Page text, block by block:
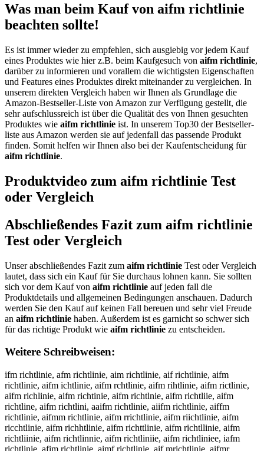
Was man beim Kauf von aifm richtlinie
beachten sollte!
Es ist immer wieder zu empfehlen, sich ausgiebig vor jedem Kauf
eines Produktes wie hier z.B. beim Kaufgesuch von aifm richtlinie,
darüber zu informieren und vorallem die wichtigsten Eigenschaften
und Features eines Produktes direkt miteinander zu vergleichen. In
unserem direkten Vergleich haben wir Ihnen als Grundlage die
Amazon-Bestseller-Liste von Amazon zur Verfügung gestellt, die
sehr aufschlussreich ist über die Qualität des von Ihnen gesuchten
Produktes wie aifm richtlinie ist. In unserem Top30 der Bestseller-
liste aus Amazon werden sie auf jedenfall das passende Produkt
finden. Somit helfen wir Ihnen also bei der Kaufentscheidung für
aifm richtlinie.
Produktvideo zum aifm richtlinie Test
oder Vergleich
Abschließendes Fazit zum aifm richtlinie
Test oder Vergleich
Unser abschließendes Fazit zum aifm richtlinie Test oder Vergleich
lautet, dass sich ein Kauf für Sie durchaus lohnen kann. Sie sollten
sich vor dem Kauf von aifm richtlinie auf jeden fall die
Produktdetails und allgemeinen Bedingungen anschauen. Dadurch
werden Sie den Kauf auf keinen Fall bereuen und sehr viel Freude
an aifm richtlinie haben. Außerdem ist es garnicht so schwer sich
für das richtige Produkt wie aifm richtlinie zu entscheiden.
Weitere Schreibweisen:
ifm richtlinie, afm richtlinie, aim richtlinie, aif richtlinie, aifm
richtlinie, aifm ichtlinie, aifm rchtlinie, aifm rihtlinie, aifm rictlinie,
aifm richlinie, aifm richtinie, aifm richtlnie, aifm richtliie, aifm
richtline, aifm richtlini, aaifm richtlinie, aiifm richtlinie, aiffm
richtlinie, aifmm richtlinie, aifm rrichtlinie, aifm riichtlinie, aifm
ricchtlinie, aifm richhtlinie, aifm richttlinie, aifm richtllinie, aifm
richtliinie, aifm richtlinnie, aifm richtliniie, aifm richtliniee, iafm
richtlinie, afim richtlinie, aimf richtlinie, aif mrichtlinie, aifmr